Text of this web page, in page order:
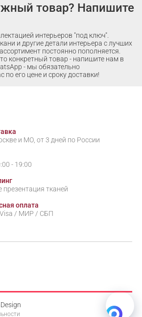
товар? Напишите
интерьеров "под ключ".
и другие детали интерьера с лучших
постоянно пополняется.
конкретный товар - напишите нам в
- мы обязательно
по его цене и сроку доставки!
и МО, от 3 дней по России
- 19:00
презентация тканей
оплата
/ МИР / СБП